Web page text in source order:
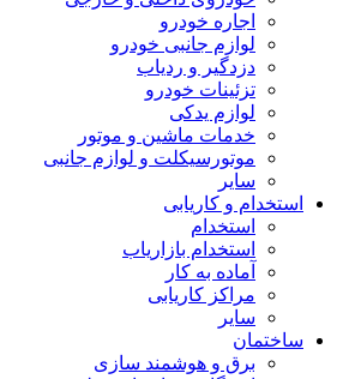
اجاره خودرو
لوازم جانبی خودرو
دزدگیر و ردیاب
تزئینات خودرو
لوازم یدکی
خدمات ماشین و موتور
موتورسیکلت و لوازم جانبی
سایر
استخدام و کاریابی
استخدام
استخدام بازاریاب
آماده به کار
مراکز کاریابی
سایر
ساختمان
برق و هوشمند سازی